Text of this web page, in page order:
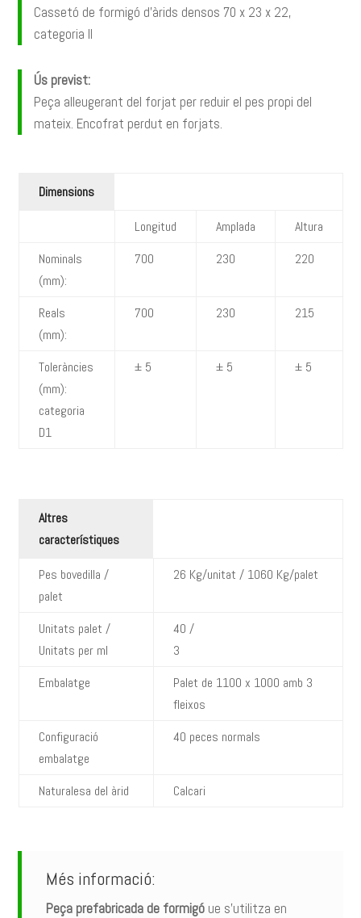
Cassetó de formigó d’àrids densos 70 x 23 x 22,
categoria II
Ús previst:
Peça alleugerant del forjat per reduir el pes propi del
mateix. Encofrat perdut en forjats.
Dimensions
Longitud Amplada
Altura
Nominals
(mm):
700 230 220
Reals
(mm):
700 230 215
Toleràncies
(mm):
categoria
D1
± 5 ± 5 ± 5
Altres
característiques
Pes bovedilla /
palet
26 Kg/unitat / 1060 Kg/palet
Unitats palet /
Unitats per ml
40 /
3
Embalatge
Palet de 1100 x 1000 amb 3
fleixos
Configuració
embalatge
40 peces normals
Naturalesa del àrid Calcari
Més informació:
Peça prefabricada de formigó ue s’utilitza en